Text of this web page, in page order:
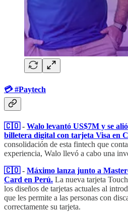
💳​ #Paytech
🇨🇴​​ - Walo levantó US$7M y se
billetera digital con tarjeta Visa en
consolidación de esta fintech que
experiencia, Walo llevó a cabo una
🇨🇴​​ - Máximo lanza junto a
Card en Perú. La nueva tarjeta
los diseños de tarjetas actuales al
que les permite a las personas con
correctamente su tarjeta.